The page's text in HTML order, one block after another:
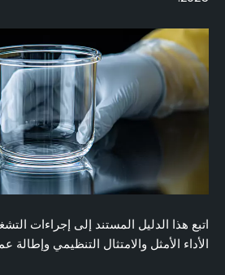
اتبع هذا الدليل المستند إلى إجراءات
الأداء الأمثل والامتثال التنظيمي وإطالة